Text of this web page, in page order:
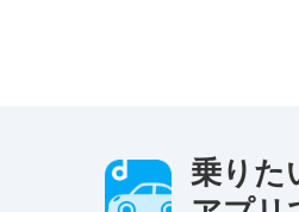
乗りた